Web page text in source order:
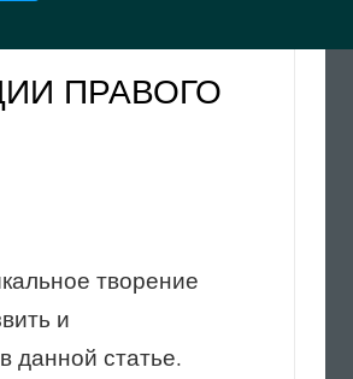
ПРАВОГО
творение
и
данной статье.